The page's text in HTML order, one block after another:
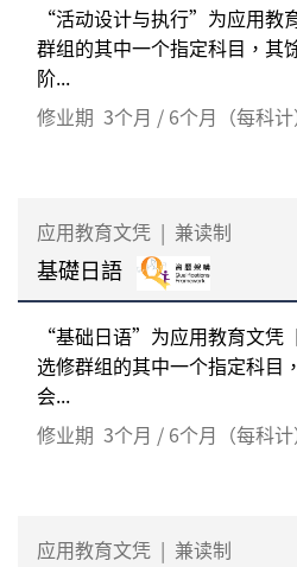
“活动设计与执行”为应用教
群组的其中一个指定科目，其
阶...
修业期 3个月 / 6个月（每科计
应用教育文凭 | 兼读制
基礎日語
“基础日语”为应用教育文凭
选修群组的其中一个指定科目
会...
修业期 3个月 / 6个月（每科计
应用教育文凭 | 兼读制